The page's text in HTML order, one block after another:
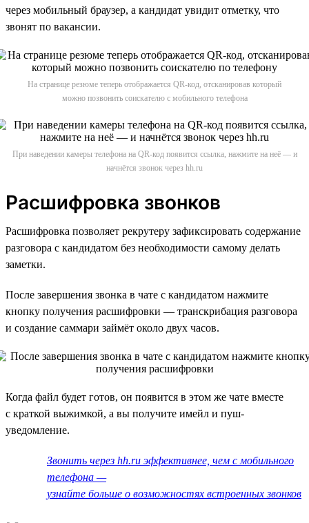
через мобильный браузер, а кандидат увидит отметку, что
звонят по вакансии.
На странице резюме теперь отображается QR-код, отсканировав который
можно позвонить соискателю с мобильного телефона
При наведении камеры телефона на QR-код появится ссылка, нажмите на неё — и
начнётся звонок через hh.ru
Расшифровка звонков
Расшифровка позволяет рекрутеру зафиксировать содержание
разговора с кандидатом без необходимости самому делать
заметки.
После завершения звонка в чате с кандидатом нажмите
кнопку получения расшифровки — транскрибация разговора
и создание саммари займёт около двух часов.
Когда файл будет готов, он появится в этом же чате вместе
с краткой выжимкой, а вы получите имейл и пуш-
уведомление.
Звонить через hh.ru эффективнее, чем с мобильного
телефона —
узнайте больше о возможностях встроенных звонков